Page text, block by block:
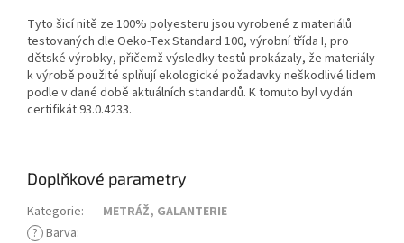
Tyto šicí nitě ze 100% polyesteru jsou vyrobené z materiálů
testovaných dle Oeko-Tex Standard 100, výrobní třída I, pro
dětské výrobky, přičemž výsledky testů prokázaly, že materiály
k výrobě použité splňují ekologické požadavky neškodlivé lidem
podle v dané době aktuálních standardů. K tomuto byl vydán
certifikát 93.0.4233.
Doplňkové parametry
Kategorie:
METRÁŽ, GALANTERIE
? Barva: